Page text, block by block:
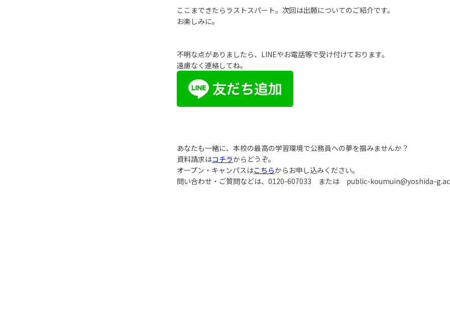
ここまできたらラストスパート。次回は出願についてのご紹介です。
お楽しみに。
不明な点がありましたら、LINEやお電話等で受け付けております。
遠慮なく連絡してね。
あなたも一緒に、本校の最高の学習環境で公務員への夢を掴みませんか？
資料請求はコチラからどうぞ。
オープン・キャンパスはこちらからお申し込みください。
問い合わせ・ご質問などは、 0120-607033 または public-koumuin@yoshida-